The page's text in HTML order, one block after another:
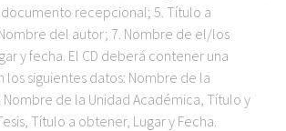
recepcional; 5. Título a
del autor; 7. Nombre de el/los
y fecha. El CD deberá contener una
los siguientes datos: Nombre de la
Nombre de la Unidad Académica, Título y
Título a obtener, Lugar y Fecha.